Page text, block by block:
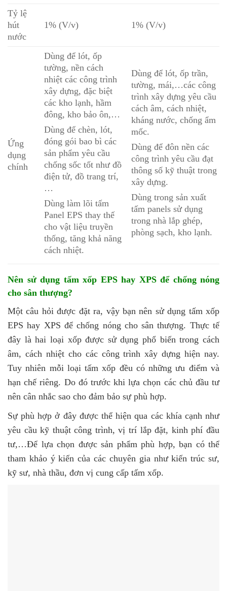
Tỷ lệ
hút
nước
1% (V/v) 1% (V/v)
Ứng
dụng
chính
Dùng để lót, ốp
tường, nền cách
nhiệt các công trình
xây dựng, đặc biệt
các kho lạnh, hầm
đông, kho bảo ôn,…
Dùng để chèn, lót,
đóng gói bao bì các
sản phẩm yêu cầu
chống sốc tốt như đồ
điện tử, đồ trang trí,
…
Dùng làm lõi tấm
Panel EPS thay thế
cho vật liệu truyền
thống, tăng khả năng
cách nhiệt.
Dùng để lót, ốp trần,
tường, mái,…các công
trình xây dựng yêu cầu
cách âm, cách nhiệt,
kháng nước, chống ẩm
mốc.
Dùng để đôn nền các
công trình yêu cầu đạt
thông số kỹ thuật trong
xây dựng.
Dùng trong sản xuất
tấm panels sử dụng
trong nhà lắp ghép,
phòng sạch, kho lạnh.
Nên sử dụng tấm xốp EPS hay XPS để chống nóng
cho sân thượng?
Một câu hỏi được đặt ra, vậy bạn nên sử dụng tấm xốp
EPS hay XPS để chống nóng cho sân thượng. Thực tế
đây là hai loại xốp được sử dụng phổ biến trong cách
âm, cách nhiệt cho các công trình xây dựng hiện nay.
Tuy nhiên mỗi loại tấm xốp đều có những ưu điểm và
hạn chế riêng. Do đó trước khi lựa chọn các chủ đầu tư
nên cân nhắc sao cho đảm bảo sự phù hợp.
Sự phù hợp ở đây được thể hiện qua các khía cạnh như
yêu cầu kỹ thuật công trình, vị trí lắp đặt, kinh phí đầu
tư,…Để lựa chọn được sản phẩm phù hợp, bạn có thể
tham khảo ý kiến của các chuyên gia như kiến trúc sư,
kỹ sư, nhà thầu, đơn vị cung cấp tấm xốp.